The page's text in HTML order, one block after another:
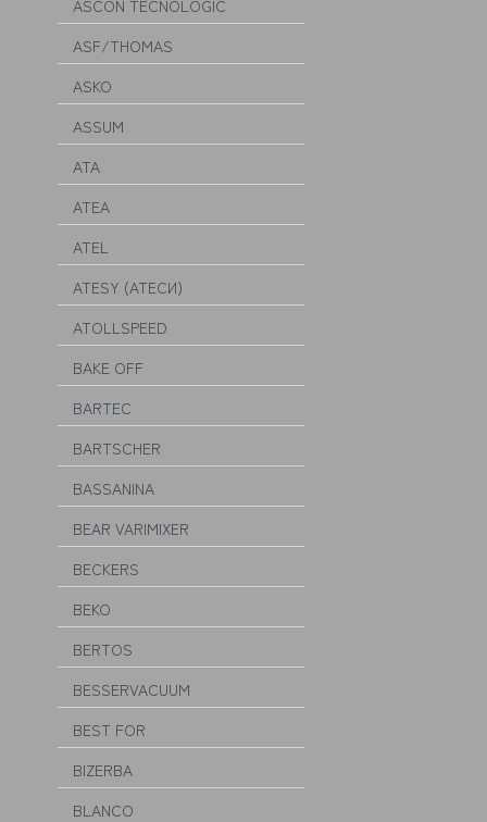
ASCON TECNOLOGIC
ASF/THOMAS
ASKO
ASSUM
ATA
ATEA
ATEL
ATESY (АТЕСИ)
ATOLLSPEED
BAKE OFF
BARTEC
BARTSCHER
BASSANINA
BEAR VARIMIXER
BECKERS
BEKO
BERTOS
BESSERVACUUM
BEST FOR
BIZERBA
BLANCO